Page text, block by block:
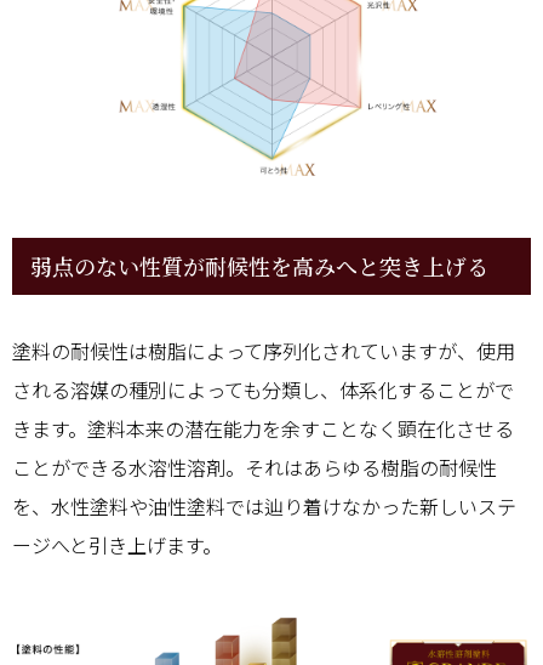
弱点のない性質が耐候性を高みへと突き上げる
塗料の耐候性は樹脂によって序列化されていますが、使用
される溶媒の種別によっても分類し、体系化することがで
きます。塗料本来の潜在能力を余すことなく顕在化させる
ことができる水溶性溶剤。それはあらゆる樹脂の耐候性
を、水性塗料や油性塗料では辿り着けなかった新しいステ
ージへと引き上げます。